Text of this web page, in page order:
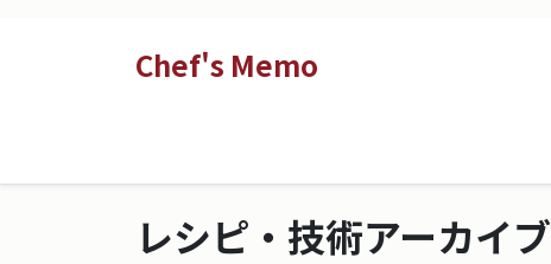
Chef's Memo
レシピ・技術アーカイブ